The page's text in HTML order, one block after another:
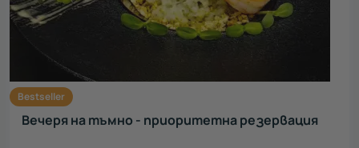
Bestseller
Вечеря на тъмно - приоритетна резервация